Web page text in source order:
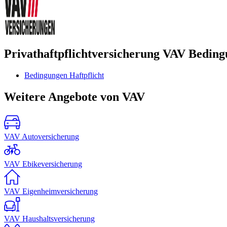
Privathaftpflichtversicherung VAV
Bedingungen Haftpflicht
Weitere Angebote von VAV
VAV Autoversicherung
VAV Ebikeversicherung
VAV Eigenheimversicherung
VAV Haushaltsversicherung